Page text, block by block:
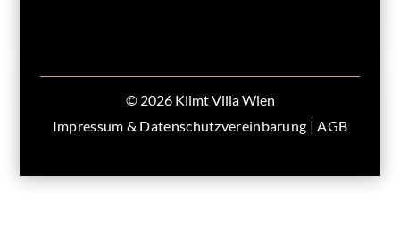
© 2026 Klimt Villa Wien
Impressum & Datenschutzvereinbarung |AGB